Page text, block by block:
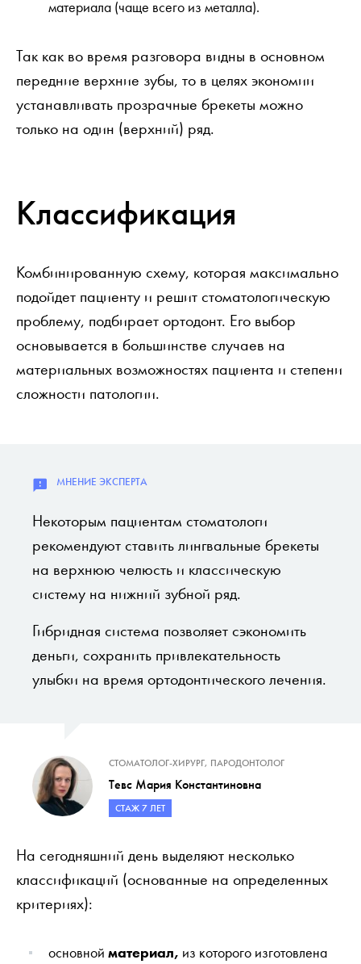
материала (чаще всего из металла).
Так как во время разговора видны в основном
передние верхние зубы, то в целях экономии
устанавливать прозрачные брекеты можно
только на один (верхний) ряд.
Классификация
Комбинированную схему, которая максимально
подойдет пациенту и решит стоматологическую
проблему, подбирает ортодонт. Его выбор
основывается в большинстве случаев на
материальных возможностях пациента и степени
сложности патологии.
Некоторым пациентам стоматологи
рекомендуют ставить лингвальные брекеты
на верхнюю челюсть и классическую
систему на нижний зубной ряд.
Гибридная система позволяет сэкономить
деньги, сохранить привлекательность
улыбки на время ортодонтического лечения.
СТОМАТОЛОГ-ХИРУРГ, ПАРОДОНТОЛОГ
Тевс Мария Константиновна
СТАЖ 7 ЛЕТ
На сегодняшний день выделяют несколько
классификаций (основанные на определенных
критериях):
основной материал, из которого изготовлена